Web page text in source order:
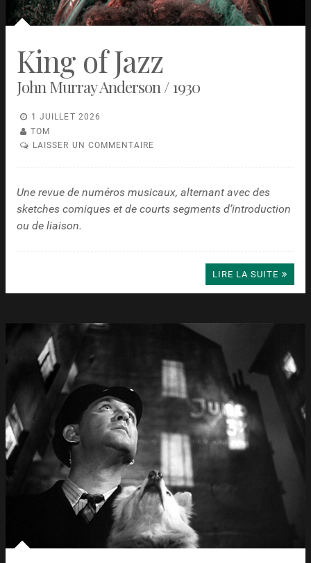
King of Jazz
John Murray Anderson / 1930
1 JUILLET 2026
TOM
LAISSER UN COMMENTAIRE
Une revue de numéros musicaux, alternant avec des
sketches comiques et de courts segments d’introduction
ou de liaison.
LIRE LA SUITE